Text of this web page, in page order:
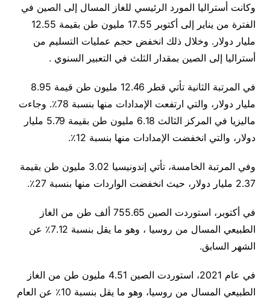
وكانت أستراليا المورد الرئيسي للغاز المسال إلى الصين في
الفترة من يناير إلى أكتوبر 17.55 مليون طن بقيمة 12.55
مليار دولار. وخلال ذلك انخفض حجم عمليات التسليم من
أستراليا إلى الصين بمقدار الثلث في التعبير السنوي .
في المرتبة الثانية تأتي قطر 12.46 مليون طن قيمة 8.95
مليار دولار، والتي ارتفعت الإمدادات منها بنسبة 78٪. وجاءت
ماليزيا في المركز الثالث 6.18 مليون طن بقيمة 5.79 مليار
دولار، والتي انخفضت الإمدادات منها بنسبة 12٪.
وفي المرتبة الخامسة، تأتي إندونيسيا 3.02 مليون طن بقيمة
2.37 مليار دولار، حيث انخفضت الواردات منها بنسبة 27٪.
في أكتوبر، استوردت الصين 755.65 ألف طن من الغاز
الطبيعي المسال من روسيا ، وهو ما يقل بنسبة 7.12٪ عن
الشهر السابق.
في عام 2021، استوردت الصين 4.51 مليون طن من الغاز
الطبيعي المسال من روسيا، وهو ما يقل بنسبة 10٪ عن العام